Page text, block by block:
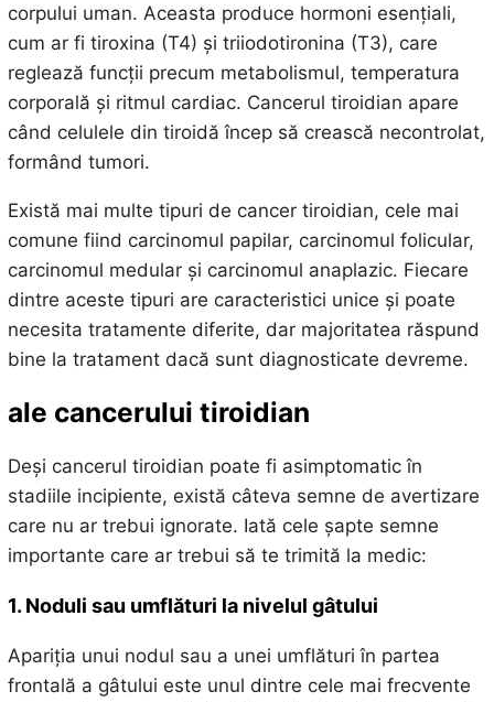
corpului uman. Aceasta produce hormoni esențiali,
cum ar fi tiroxina (T4) și triiodotironina (T3), care
reglează funcții precum metabolismul, temperatura
corporală și ritmul cardiac. Cancerul tiroidian apare
când celulele din tiroidă încep să crească necontrolat,
formând tumori.
Există mai multe tipuri de cancer tiroidian, cele mai
comune fiind carcinomul papilar, carcinomul folicular,
carcinomul medular și carcinomul anaplazic. Fiecare
dintre aceste tipuri are caracteristici unice și poate
necesita tratamente diferite, dar majoritatea răspund
bine la tratament dacă sunt diagnosticate devreme.
ale cancerului tiroidian
Deși cancerul tiroidian poate fi asimptomatic în
stadiile incipiente, există câteva semne de avertizare
care nu ar trebui ignorate. Iată cele șapte semne
importante care ar trebui să te trimită la medic:
1. Noduli sau umflături la nivelul gâtului
Apariția unui nodul sau a unei umflături în partea
frontală a gâtului este unul dintre cele mai frecvente